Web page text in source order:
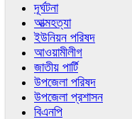
দূর্ঘটনা
আত্মহত্যা
ইউনিয়ন পরিষদ
আওয়ামীলীগ
জাতীয় পার্টি
উপজেলা পরিষদ
উপজেলা প্রশাসন
বিএনপি